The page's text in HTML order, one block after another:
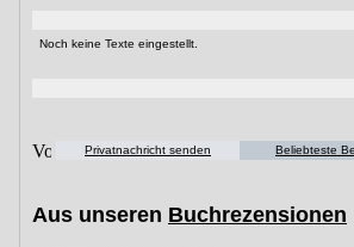
Noch keine Texte eingestellt.
Privatnachricht senden Beliebteste
Aus unseren Buchrezensionen